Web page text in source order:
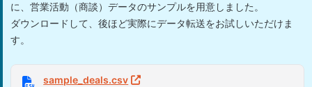
に、営業活動（商談）データのサンプルを用意しました。
ダウンロードして、後ほど実際にデータ転送をお試しいただけま
す。
sample_deals.csv